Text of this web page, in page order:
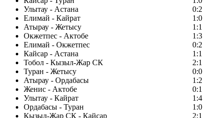
Улытау - Астана
0:2
Елимай - Кайрат
1:0
Атырау - Жетысу
1:1
Окжетпес - Актобе
1:3
Елимай - Окжетпес
0:2
Кайсар - Астана
1:1
Тобол - Кызыл-Жар СК
2:1
Туран - Жетысу
0:0
Атырау - Ордабасы
1:2
Женис - Актобе
0:1
Улытау - Кайрат
1:4
Ордабасы - Туран
1:0
Кызыл-Жар СК - Кайсар
2:1